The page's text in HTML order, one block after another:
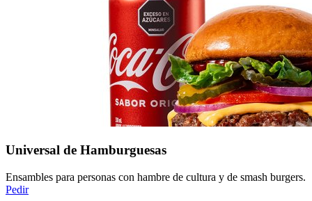
Universal de Hamburguesas
Ensambles para personas con hambre de cultura y de smash burgers.
Pedir